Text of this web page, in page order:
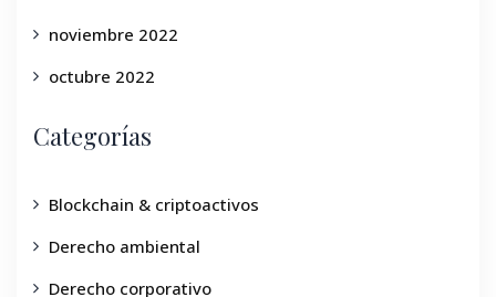
noviembre 2022
octubre 2022
Categorías
Blockchain & criptoactivos
Derecho ambiental
Derecho corporativo